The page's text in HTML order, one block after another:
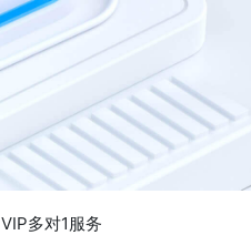
VIP多对1服务